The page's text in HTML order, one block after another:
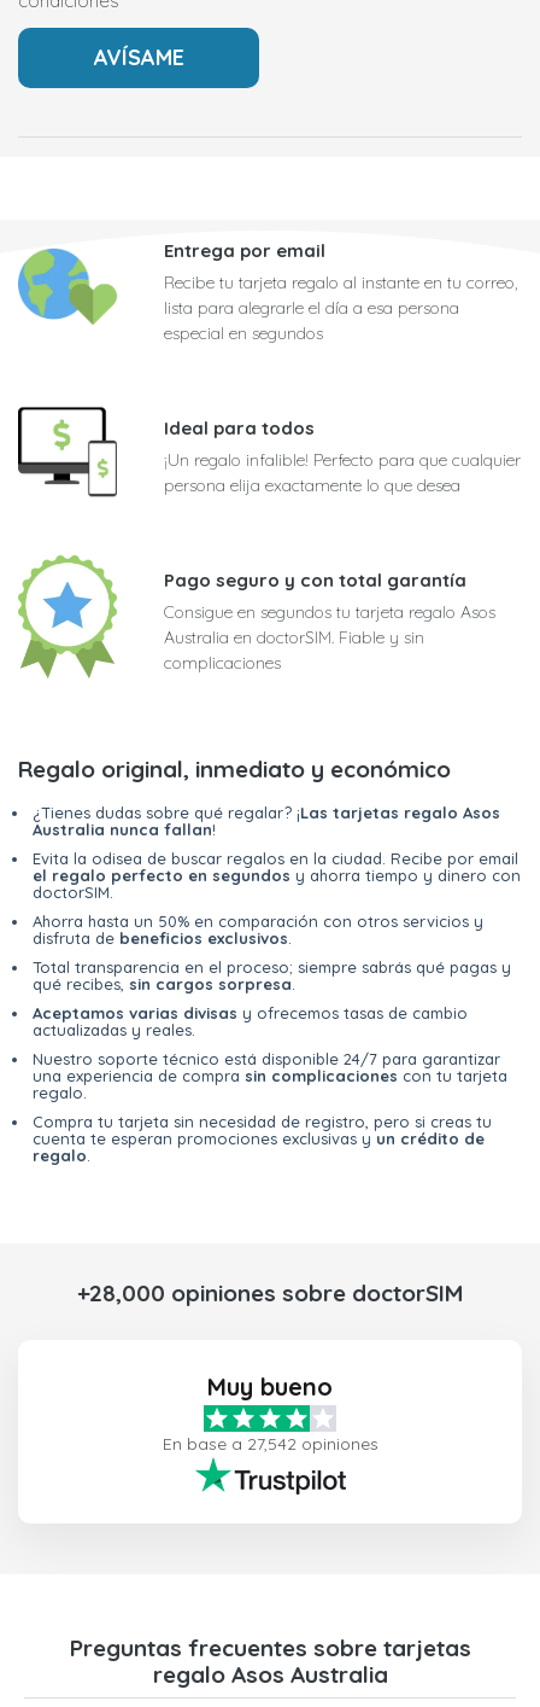
Entrega por email
Recibe tu tarjeta regalo al instante en tu correo,
lista para alegrarle el día a esa persona
especial en segundos
Ideal para todos
¡Un regalo infalible! Perfecto para que cualquier
persona elija exactamente lo que desea
Pago seguro y con total garantía
Consigue en segundos tu tarjeta regalo Asos
Australia en doctorSIM. Fiable y sin
complicaciones
Regalo original, inmediato y económico
¿Tienes dudas sobre qué regalar? ¡Las tarjetas regalo Asos
Australia nunca fallan!
Evita la odisea de buscar regalos en la ciudad. Recibe por email
el regalo perfecto en segundos y ahorra tiempo y dinero con
doctorSIM.
Ahorra hasta un 50% en comparación con otros servicios y
disfruta de beneficios exclusivos
Total transparencia en el proceso; siempre sabrás qué pagas y
qué recibes, sin cargos sorpresa
Aceptamos varias divisas y ofrecemos tasas de cambio
actualizadas y reales.
Nuestro soporte técnico está disponible 24/7 para garantizar
una experiencia de compra sin complicaciones con tu tarjeta
regalo.
Compra tu tarjeta sin necesidad de registro, pero si creas tu
cuenta te esperan promociones exclusivas y un crédito de
regalo
+28,000 opiniones sobre doctorSIM
Muy bueno
En base a 27,542 opiniones
Preguntas frecuentes sobre tarjetas
regalo Asos Australia